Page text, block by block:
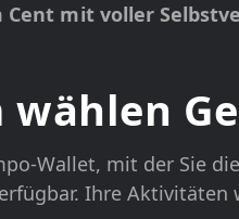
mit voller
wählen
Wallet, mit der Sie
Ihre